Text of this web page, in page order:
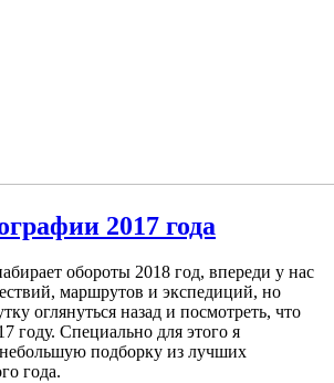
2017 года
обороты 2018 год, впереди у нас
маршрутов и экспедиций, но
оглянуться назад и посмотреть, что
году. Специально для этого я
подборку из лучших
года.